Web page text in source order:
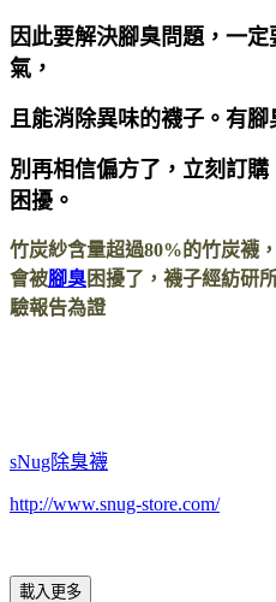
因此要解決腳臭問題，一
氣，
且能消除異味的襪子。有
別再相信偏方了，立刻訂
困擾。
竹炭紗含量超過80%的竹炭襪
會被腳臭困擾了，襪子經紡研
驗報告為證
sNug除臭襪
http://www.snug-store.com/
載入更多